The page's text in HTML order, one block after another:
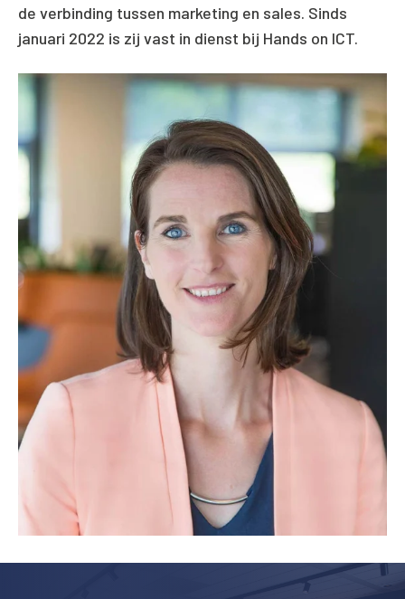
de verbinding tussen marketing en sales. Sinds
januari 2022 is zij vast in dienst bij Hands on ICT.